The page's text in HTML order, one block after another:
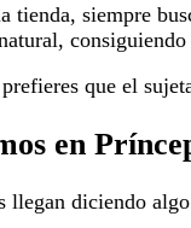
tienda, siempre
que el
en
llegan diciendo